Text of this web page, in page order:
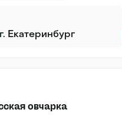
г. Екатеринбург
овчарка